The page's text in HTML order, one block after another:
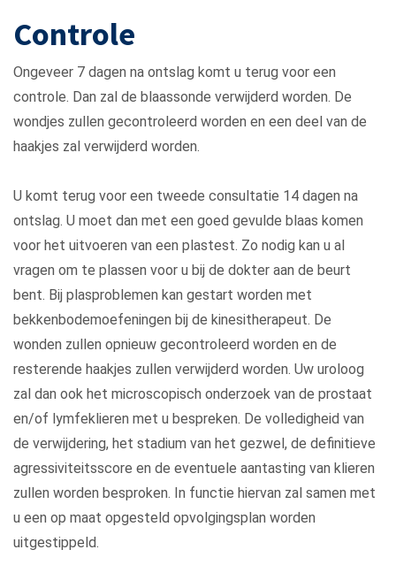
Controle
Ongeveer 7 dagen na ontslag komt u terug voor een
controle. Dan zal de blaassonde verwijderd worden. De
wondjes zullen gecontroleerd worden en een deel van de
haakjes zal verwijderd worden.
U komt terug voor een tweede consultatie 14 dagen na
ontslag. U moet dan met een goed gevulde blaas komen
voor het uitvoeren van een plastest. Zo nodig kan u al
vragen om te plassen voor u bij de dokter aan de beurt
bent. Bij plasproblemen kan gestart worden met
bekkenbodemoefeningen bij de kinesitherapeut. De
wonden zullen opnieuw gecontroleerd worden en de
resterende haakjes zullen verwijderd worden. Uw uroloog
zal dan ook het microscopisch onderzoek van de prostaat
en/of lymfeklieren met u bespreken. De volledigheid van
de verwijdering, het stadium van het gezwel, de definitieve
agressiviteitsscore en de eventuele aantasting van klieren
zullen worden besproken. In functie hiervan zal samen met
u een op maat opgesteld opvolgingsplan worden
uitgestippeld.